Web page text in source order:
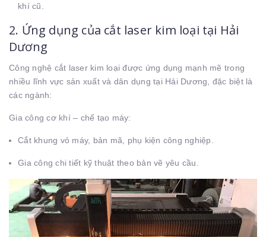
khí cũ.
2. Ứng dụng của cắt laser kim loại tại Hải
Dương
Công nghệ cắt laser kim loại được ứng dụng mạnh mẽ trong
nhiều lĩnh vực sản xuất và dân dụng tại Hải Dương, đặc biệt là
các ngành:
Gia công cơ khí – chế tạo máy:
Cắt khung vỏ máy, bản mã, phụ kiện công nghiệp.
Gia công chi tiết kỹ thuật theo bản vẽ yêu cầu.